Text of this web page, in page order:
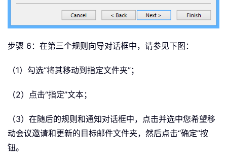
步骤 6：在第三个规则向导对话框中，请参见下图：
（1）勾选“将其移动到指定文件夹”；
（2）点击“指定”文本；
（3）在随后的规则和通知对话框中，点击并选中您希望移
动会议邀请和更新的目标邮件文件夹，然后点击“确定”按
钮。